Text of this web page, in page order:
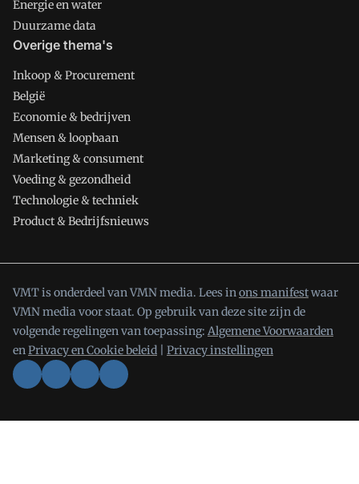
Energie en water
Duurzame data
Overige thema's
Inkoop & Procurement
België
Economie & bedrijven
Mensen & loopbaan
Marketing & consument
Voeding & gezondheid
Technologie & techniek
Product & Bedrijfsnieuws
VMT is onderdeel van VMN media. Lees inons manifestwaar
VMN media voor staat. Op gebruik van deze site zijn de
volgende regelingen van toepassing: Algemene Voorwaarden
enPrivacy en Cookie beleid Privacy instellingen